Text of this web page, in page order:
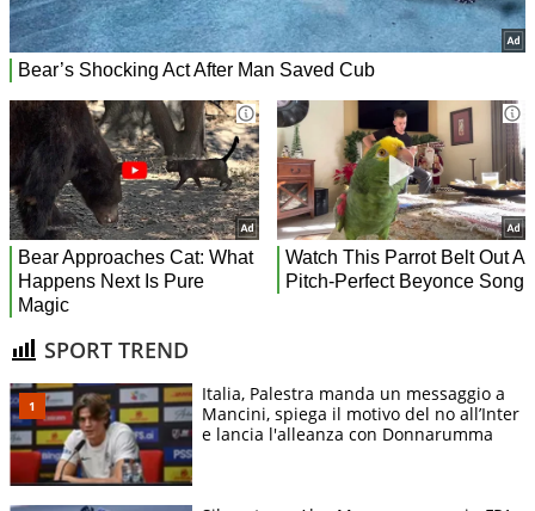
SPORT TREND
Italia, Palestra manda un messaggio a
Mancini, spiega il motivo del no all’Inter
e lancia l'alleanza con Donnarumma